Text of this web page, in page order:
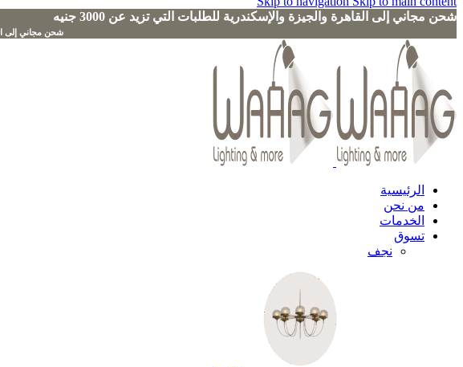
شحن مجاني إلى القاهرة والجيزة والإسكندرية للطلبات التي تزيد عن 3000 جنيه
الرئيسية
من نحن
الخدمات
تسوق
نجف